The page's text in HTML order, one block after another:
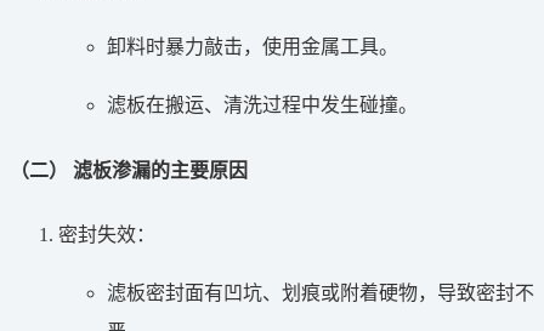
卸料时暴力敲击，使用金属工具。
滤板在搬运、清洗过程中发生碰撞。
（二） 滤板渗漏的主要原因
密封失效：
滤板密封面有凹坑、划痕或附着硬物，导致密封不